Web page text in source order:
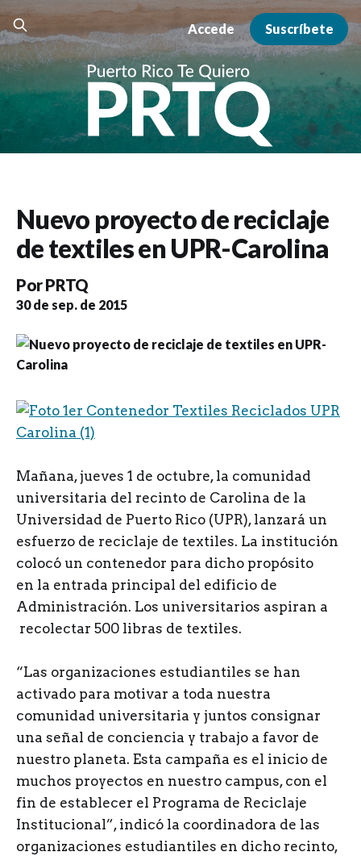
Accede Suscríbete
Nuevo proyecto de reciclaje
de textiles en UPR-Carolina
PorPRTQ
30 de sep. de 2015
Mañana, jueves 1 de octubre, la comunidad
universitaria del recinto de Carolina de la
Universidad de Puerto Rico (UPR), lanzará un
esfuerzo de reciclaje de textiles. La institución
colocó un contenedor para dicho propósito
en la entrada principal del edificio de
Administración. Los universitarios aspiran a
recolectar 500 libras de textiles.
“Las organizaciones estudiantiles se han
activado para motivar a toda nuestra
comunidad universitaria y juntos consignar
una señal de conciencia y trabajo a favor de
nuestro planeta. Esta campaña es el inicio de
muchos proyectos en nuestro campus, con el
fin de establecer el Programa de Reciclaje
Institucional”, indicó la coordinadora de las
organizaciones estudiantiles en dicho recinto,